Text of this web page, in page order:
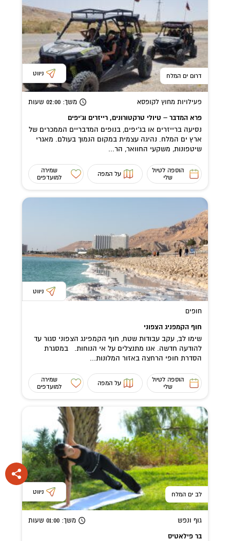
דרום ים המלח ניווט
פעילויות מחוץ לקופסא משך: 02:00 שעות
פרא המדבר – טיולי טרקטורונים, רייזרים וג’יפים
נסיעה ברייזרים או בג'יפים, בנופים המדבריים הממכרים של
ארץ ים המלח. נהיגה עצמית במקום הנמוך בעולם. מאגרי
שיטפונות, משקעי החוואר, הר...
הוספה לטיול
שלי
על המפה
שמירה
למועדפים
ניווט
חופים
חוף הקמפניג הצפוני
שימו לב, עקב עבודות שטח, חוף הקמפינג הצפוני סגור עד
להודעה חדשה. אנו מתנצלים על אי הנוחות. במסגרת
הסדרת חופי הרחצה באזור המלונות...
הוספה לטיול
שלי
על המפה
שמירה
למועדפים
לב ים המלח ניווט
גוף ונפש משך: 01:00 שעות
בר פילאטיס